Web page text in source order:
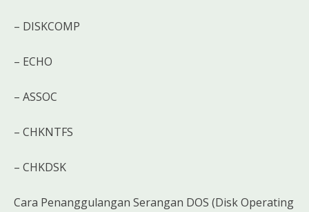
– DISKCOMP
– ECHO
– ASSOC
– CHKNTFS
– CHKDSK
Cara Penanggulangan Serangan DOS (Disk Operating